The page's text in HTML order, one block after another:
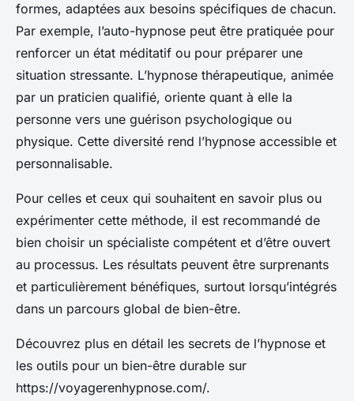
formes, adaptées aux besoins spécifiques de chacun.
Par exemple, l’auto-hypnose peut être pratiquée pour
renforcer un état méditatif ou pour préparer une
situation stressante. L’hypnose thérapeutique, animée
par un praticien qualifié, oriente quant à elle la
personne vers une guérison psychologique ou
physique. Cette diversité rend l’hypnose accessible et
personnalisable.
Pour celles et ceux qui souhaitent en savoir plus ou
expérimenter cette méthode, il est recommandé de
bien choisir un spécialiste compétent et d’être ouvert
au processus. Les résultats peuvent être surprenants
et particulièrement bénéfiques, surtout lorsqu’intégrés
dans un parcours global de bien-être.
Découvrez plus en détail les secrets de l’hypnose et
les outils pour un bien-être durable sur
https://voyagerenhypnose.com/.